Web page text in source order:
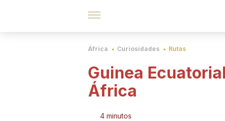
África Curiosidades Rutas
Guinea
África
4 minutos